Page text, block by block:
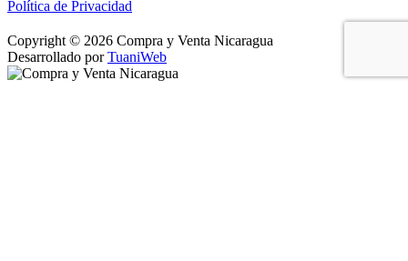
Política de Privacidad
Copyright © 2026 Compra y Venta Nicaragua
Desarrollado porTuaniWeb